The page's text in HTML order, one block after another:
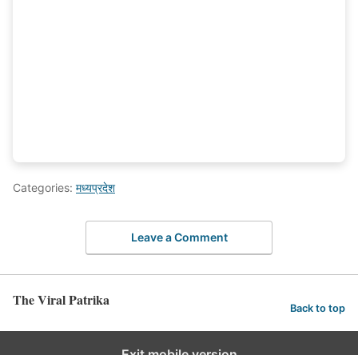
Categories: मध्यप्रदेश
Leave a Comment
The Viral Patrika Back to top